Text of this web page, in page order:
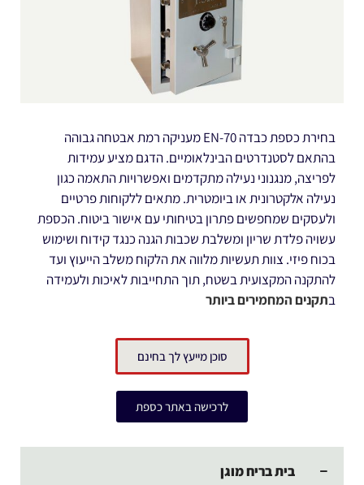
בחירת כספת כבדה EN-70 מעניקה רמת אבטחה גבוהה
בהתאם לסטנדרטים הבינלאומיים. הדגם מציע עמידות
לפריצה, מנגנוני נעילה מתקדמים ואפשרויות התאמה כגון
נעילה אלקטרונית או ביומטרית. מתאים ללקוחות פרטיים
ולעסקים שמחפשים פתרון בטיחותי עם אישור ביטוח. הכספת
עשויה פלדת שריון ומשלבת שכבות הגנה כנגד קידוח ושימוש
בכוח פיזי. צוות תעשיות מלווה את הלקוח משלב הייעוץ ועד
להתקנה המקצועית בשטח, תוך התחייבות לאיכות ולעמידה
בתקנים המחמירים ביותר
סוכן מייעץ לך בחינם
לרכישה באתר כספת
בית בריח מוגן